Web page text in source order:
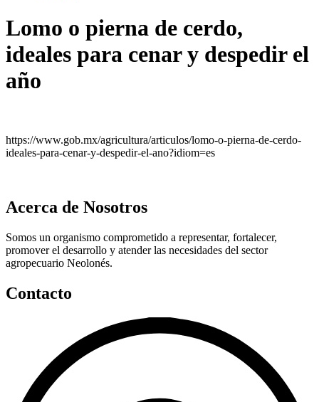
Lomo o pierna de cerdo,
ideales para cenar y despedir el
año
https://www.gob.mx/agricultura/articulos/lomo-o-pierna-de-cerdo-
ideales-para-cenar-y-despedir-el-ano?idiom=es
Acerca de Nosotros
Somos un organismo comprometido a representar, fortalecer,
promover el desarrollo y atender las necesidades del sector
agropecuario Neolonés.
Contacto